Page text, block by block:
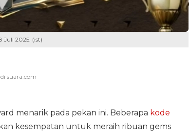
Juli 2025. (ist)
menarik pada pekan ini. Beberapa kode
kesempatan untuk meraih ribuan gems